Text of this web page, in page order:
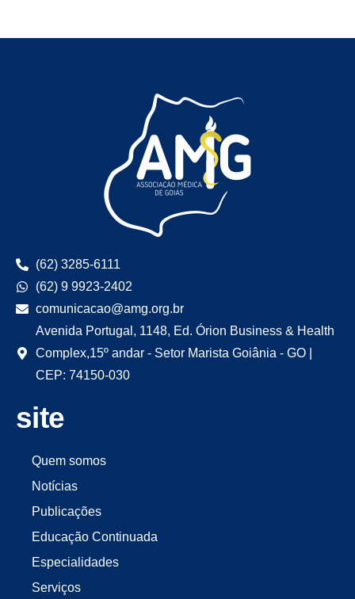
(62) 3285-6111
(62) 9 9923-2402
comunicacao@amg.org.br
Avenida Portugal, 1148, Ed. Órion Business & Health
Complex,15º andar - Setor Marista Goiânia - GO |
CEP: 74150-030
site
Quem somos
Notícias
Publicações
Educação Continuada
Especialidades
Serviços